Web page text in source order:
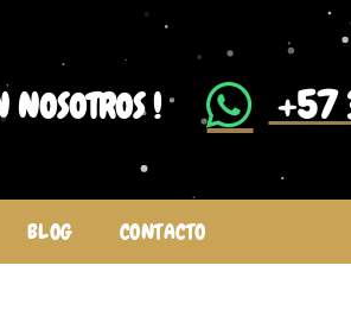
NOSOTROS !
BLOG CONTACTO